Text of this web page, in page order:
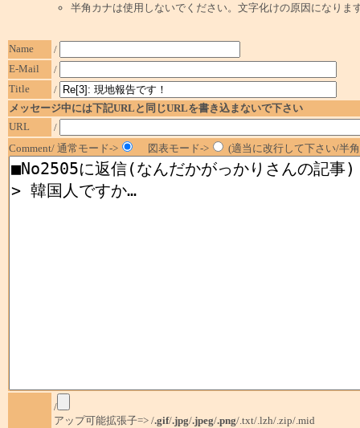
半角カナは使用しないでください。文字化けの原因になりま
Name
/
E-Mail
/
Title
/
メッセージ中には下記URLと同じURLを書き込まないで下さい
URL
/
Comment/ 通常モード->
図表モード-> (適当に改行して下さい/半
/
アップ可能拡張子=> /.gif/.jpg/.jpeg/.png/.txt/.lzh/.zip/.mid